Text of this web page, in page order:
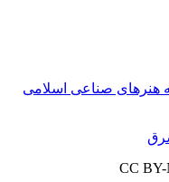
صناعی اسلامی